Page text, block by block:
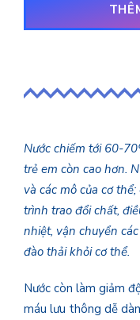
Nước chiếm tới 60-
trẻ em còn cao hơn.
và các mô của cơ
trình trao đổi chất,
nhiệt, vận chuyển
đào thải khỏi cơ thể.
Nước còn làm giảm
máu lưu thông dễ